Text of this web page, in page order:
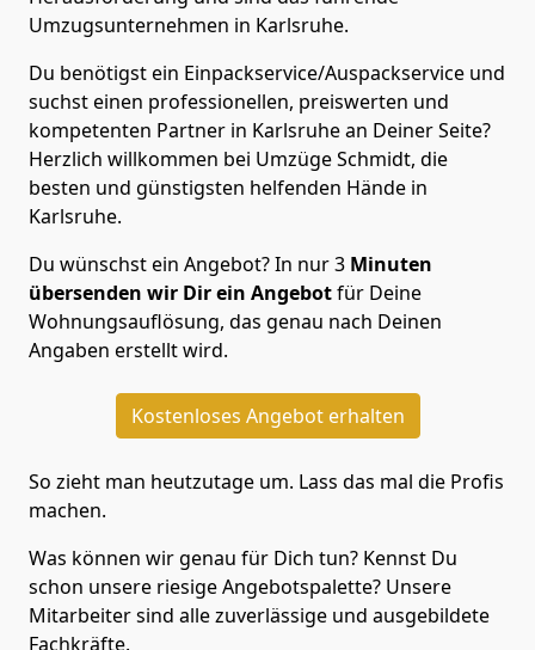
Umzugsunternehmen in Karlsruhe.
Du benötigst ein Einpackservice/Auspackservice und
suchst einen professionellen, preiswerten und
kompetenten Partner in Karlsruhe an Deiner Seite?
Herzlich willkommen bei Umzüge Schmidt, die
besten und günstigsten helfenden Hände in
Karlsruhe.
Du wünschst ein Angebot? In nur 3 Minuten
übersenden wir Dir ein Angebotfür Deine
Wohnungsauflösung, das genau nach Deinen
Angaben erstellt wird.
Kostenloses Angebot erhalten
So zieht man heutzutage um. Lass das mal die Profis
machen.
Was können wir genau für Dich tun? Kennst Du
schon unsere riesige Angebotspalette? Unsere
Mitarbeiter sind alle zuverlässige und ausgebildete
Fachkräfte.